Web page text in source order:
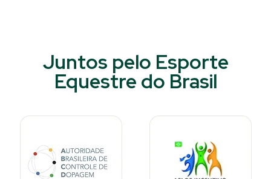
Juntos pelo Esporte
Equestre do Brasil​